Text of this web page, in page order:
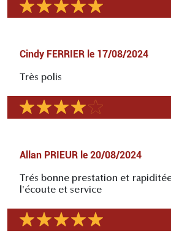
Cindy FERRIER le 17/08/2024
Très polis
Allan PRIEUR le 20/08/2024
Trés bonne prestation et
l'écoute et service